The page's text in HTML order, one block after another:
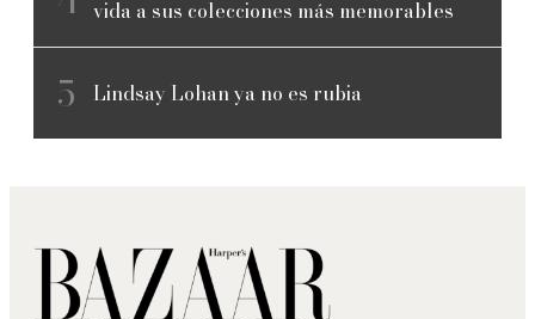
vida a sus colecciones más memorables
Lindsay Lohan ya no es rubia